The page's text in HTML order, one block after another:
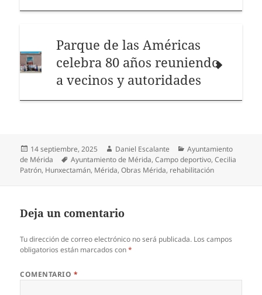
Parque de las Américas
celebra 80 años reuniendo
a vecinos y autoridades
Publicado
el
14 septiembre, 2025 Autor
Daniel Escalante Categorías
Ayuntamiento
de Mérida
Etiquetas
Ayuntamiento de Mérida,Campo deportivo,Cecilia
Patrón, Hunxectamán, Mérida,Obras Mérida, rehabilitación
Deja un comentario
Tu dirección de correo electrónico no será publicada. Los campos
obligatorios están marcados con*
COMENTARIO *